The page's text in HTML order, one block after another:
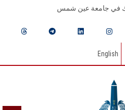
بك في جامعة عين شمس
English